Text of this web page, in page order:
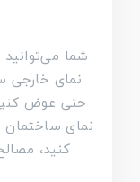
شما
نمای خارجی
حتی عوض
نمای
کنید،